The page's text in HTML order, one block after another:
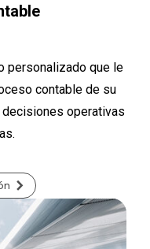
personalizado que le
contable de su
operativas